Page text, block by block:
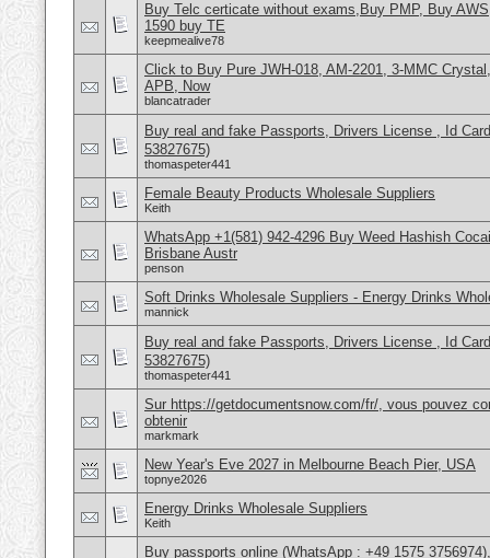
Buy Telc certicate without exams,Buy PMP, Buy
1590 buy TE
keepmealive78
Click to Buy Pure JWH-018, AM-2201, 3-MMC
APB, Now
blancatrader
Buy real and fake Passports, Drivers License , Id
53827675)
thomaspeter441
Female Beauty Products Wholesale Suppliers
Keith
WhatsApp +1(581) 942-4296 Buy Weed Hashish
Brisbane Austr
penson
Soft Drinks Wholesale Suppliers - Energy Drinks
mannick
Buy real and fake Passports, Drivers License , Id
53827675)
thomaspeter441
Sur https://getdocumentsnow.com/fr/, vous pouvez
obtenir
markmark
New Year's Eve 2027 in Melbourne Beach Pier, USA
topnye2026
Energy Drinks Wholesale Suppliers
Keith
Buy passports online (WhatsApp : +49 1575